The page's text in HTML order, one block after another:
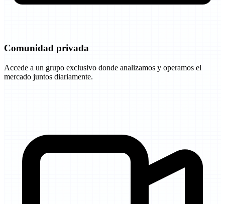
Comunidad privada
Accede a un grupo exclusivo donde analizamos y operamos el
mercado juntos diariamente.